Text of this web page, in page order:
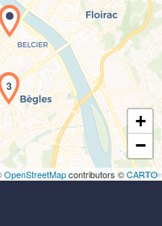
en cours...
3
+
−
OpenStreetMapcontributors ©CARTO